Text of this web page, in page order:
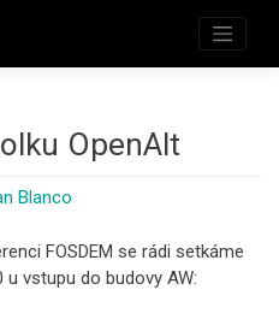
OpenAlt
Blanco
FOSDEM se rádi setkáme
u vstupu do budovy AW: